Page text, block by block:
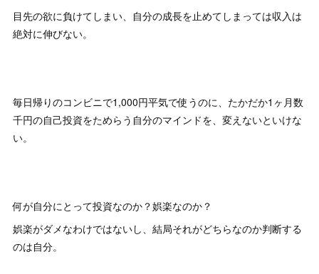
目先の欲に負けてしまい、自分の成長を止めてしまっては収入は
絶対に伸びない。
毎日帰りのコンビニで1,000円平気で使うのに、たかだか1ヶ月数
千円の自己投資をためらう自分のマインドを、変えないといけな
い。
何が自分にとって投資なのか？娯楽なのか？
娯楽がダメなわけではないし、結局それがどちらなのか判断する
のは自分。